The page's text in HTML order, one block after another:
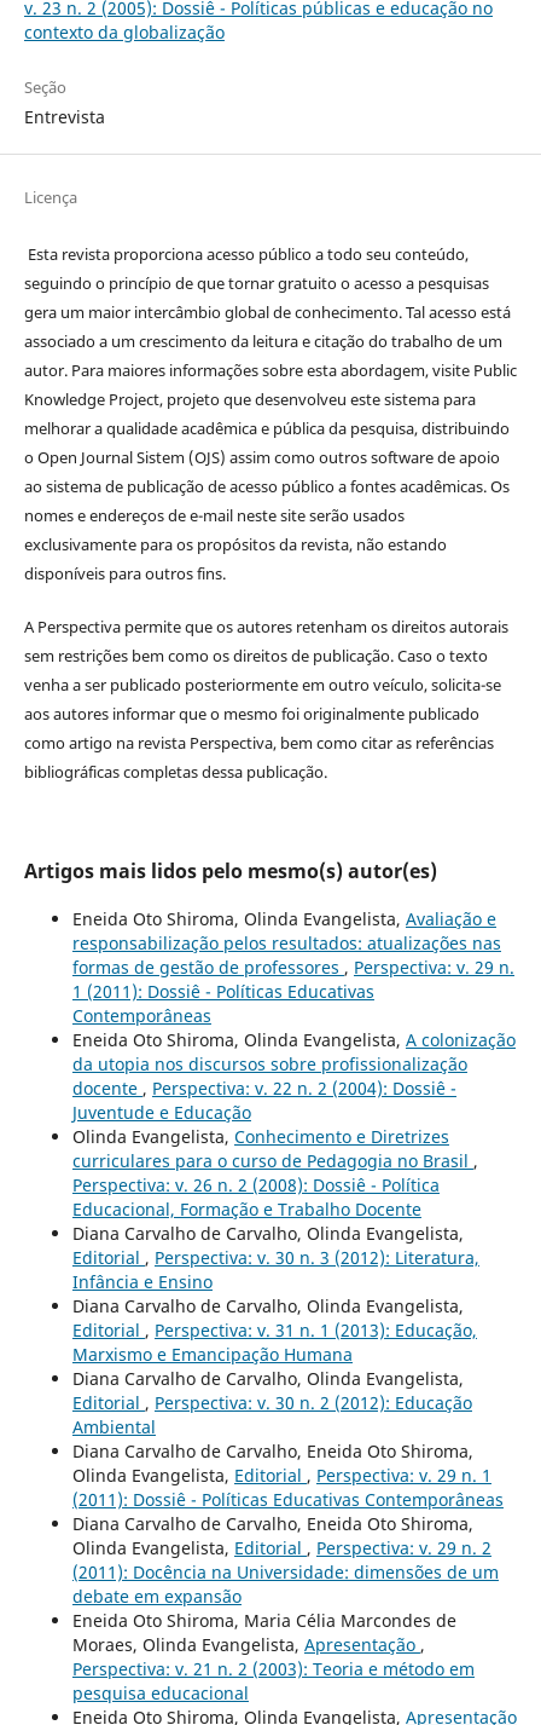
v. 23 n. 2 (2005): Dossiê - Políticas públicas e educação no
contexto da globalização
Seção
Entrevista
Licença
Esta revista proporciona acesso público a todo seu conteúdo,
seguindo o princípio de que tornar gratuito o acesso a pesquisas
gera um maior intercâmbio global de conhecimento. Tal acesso está
associado a um crescimento da leitura e citação do trabalho de um
autor. Para maiores informações sobre esta abordagem, visite Public
Knowledge Project, projeto que desenvolveu este sistema para
melhorar a qualidade acadêmica e pública da pesquisa, distribuindo
o Open Journal Sistem (OJS) assim como outros software de apoio
ao sistema de publicação de acesso público a fontes acadêmicas. Os
nomes e endereços de e-mail neste site serão usados
exclusivamente para os propósitos da revista, não estando
disponíveis para outros fins.
A Perspectiva permite que os autores retenham os direitos autorais
sem restrições bem como os direitos de publicação. Caso o texto
venha a ser publicado posteriormente em outro veículo, solicita-se
aos autores informar que o mesmo foi originalmente publicado
como artigo na revista Perspectiva, bem como citar as referências
bibliográficas completas dessa publicação.
Artigos mais lidos pelo mesmo(s) autor(es)
Eneida Oto Shiroma, Olinda Evangelista, Avaliação e
responsabilização pelos resultados: atualizações nas
formas de gestão de professores , Perspectiva: v. 29 n.
1 (2011): Dossiê - Políticas Educativas
Contemporâneas
Eneida Oto Shiroma, Olinda Evangelista, A colonização
da utopia nos discursos sobre profissionalização
docente , Perspectiva: v. 22 n. 2 (2004): Dossiê -
Juventude e Educação
Olinda Evangelista, Conhecimento e Diretrizes
curriculares para o curso de Pedagogia no Brasil ,
Perspectiva: v. 26 n. 2 (2008): Dossiê - Política
Educacional, Formação e Trabalho Docente
Diana Carvalho de Carvalho, Olinda Evangelista,
Editorial , Perspectiva: v. 30 n. 3 (2012): Literatura,
Infância e Ensino
Diana Carvalho de Carvalho, Olinda Evangelista,
Editorial , Perspectiva: v. 31 n. 1 (2013): Educação,
Marxismo e Emancipação Humana
Diana Carvalho de Carvalho, Olinda Evangelista,
Editorial , Perspectiva: v. 30 n. 2 (2012): Educação
Ambiental
Diana Carvalho de Carvalho, Eneida Oto Shiroma,
Olinda Evangelista, Editorial , Perspectiva: v. 29 n. 1
(2011): Dossiê - Políticas Educativas Contemporâneas
Diana Carvalho de Carvalho, Eneida Oto Shiroma,
Olinda Evangelista, Editorial , Perspectiva: v. 29 n. 2
(2011): Docência na Universidade: dimensões de um
debate em expansão
Eneida Oto Shiroma, Maria Célia Marcondes de
Moraes, Olinda Evangelista, Apresentação ,
Perspectiva: v. 21 n. 2 (2003): Teoria e método em
pesquisa educacional
Eneida Oto Shiroma, Olinda Evangelista, Apresentação